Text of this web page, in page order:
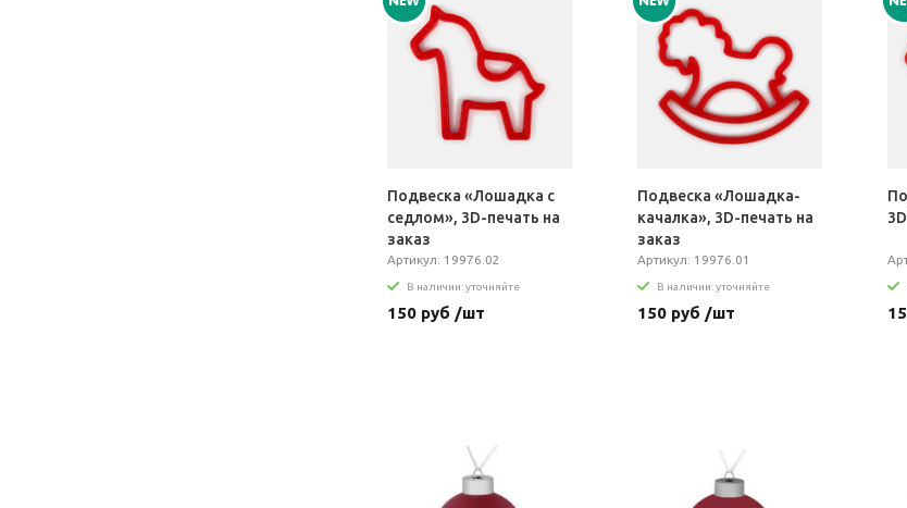
Подвеска «Лошадка с
седлом», 3D-печать на
заказ
Артикул: 19976.02
В наличии: уточняйте
150 руб /шт
Подвеска «Лошадка-
качалка», 3D-печать на
заказ
Артикул: 19976.01
В наличии: уточняйте
150 руб /шт